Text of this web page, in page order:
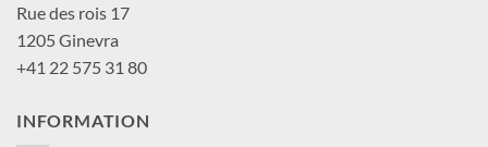
Rue des rois 17
1205 Ginevra
+41 22 575 31 80
INFORMATION